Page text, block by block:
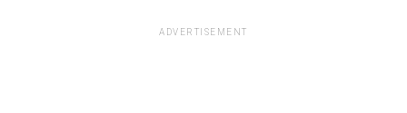
ADVERTISEMENT